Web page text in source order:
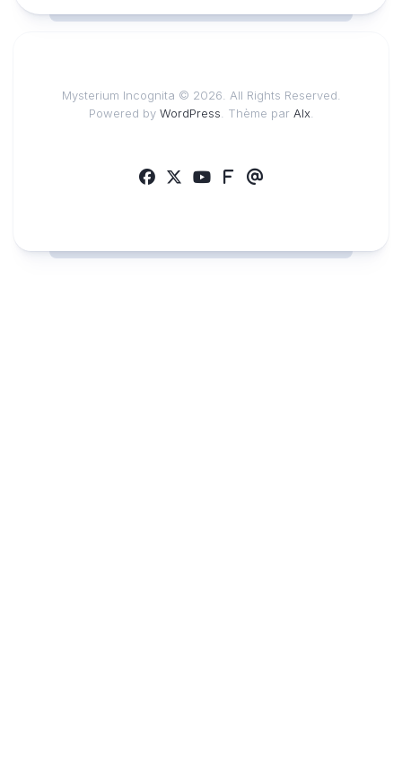
Mysterium Incognita © 2026. All Rights Reserved.
Powered by WordPress . Thème par Alx